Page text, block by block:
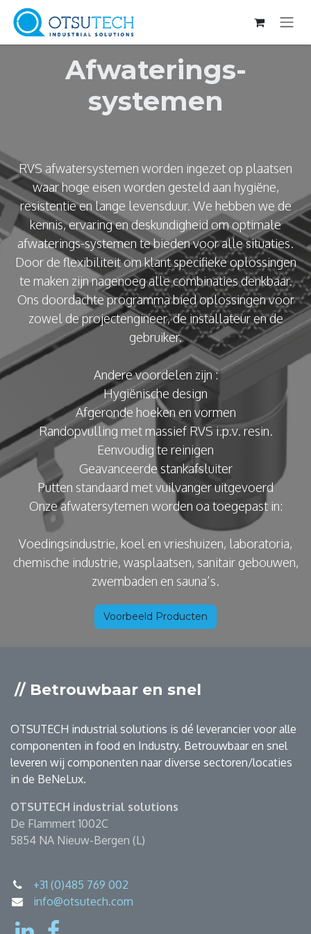
Overslaan naar inhoud
Afwaterings-
systemen
RVS afwatersystemen worden ingezet op plaatsen
waar hoge eisen worden gesteld aan hygiëne,
resistentie en lange levensduur. We hebben we de
kennis, ervaring en deskundigheid om optimale
afwaterings-systemen te bieden voor alle situaties.
Door de flexibiliteit om klant specifieke oplossingen
te maken zijn nagenoeg alle combinaties denkbaar.
Ons doordachte programma bied oplossingen voor
zowel de projectengineer, de installateur en de
gebruiker.
Andere voordelen zijn :
Hygiënische design
Afgeronde hoeken en vormen
Randopvulling met massief RVS i.p.v. resin.
Eenvoudig te reinigen
Geavanceerde stankafsluiter
Putten standaard met vuilvanger uitgevoerd
Onze afwatersytemen worden oa toegepast in:
Voedingsindustrie, koel en vrieshuizen, laboratoria,
chemische industrie, wasplaatsen, sanitair gebouwen,
zwembaden en sauna’s.
Voorbeeld Producten
// Betrouwbaar en snel
OTSUTECH industrial solutions is dé leverancier voor alle
componenten in food en Industry. Betrouwbaar en snel
leveren wij componenten naar diverse sectoren/locaties
in de BeNeLux.
OTSUTECH industrial solutions
De Flammert 1002C
5854 NA Nieuw-Bergen (L)
+31 (0)485 769 002
info@otsutech.com